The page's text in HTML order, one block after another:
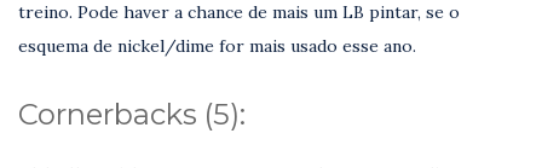
treino. Pode haver a chance de mais um LB pintar, se o
esquema de nickel/dime for mais usado esse ano.
Cornerbacks (5):